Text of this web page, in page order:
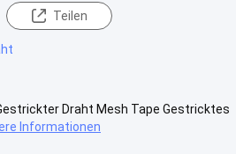
Teilen
Draht Mesh Tape Gestricktes
Informationen